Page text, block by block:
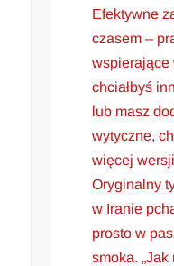
Efektywne
czasem –
wspierające
chciałbyś
lub masz
wytyczne,
więcej
Oryginalny
w Iranie
prosto w
smoka. „Jak